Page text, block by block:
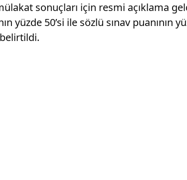
sonuçları için resmi açıklama
yüzde 50’si ile sözlü sınav puanının